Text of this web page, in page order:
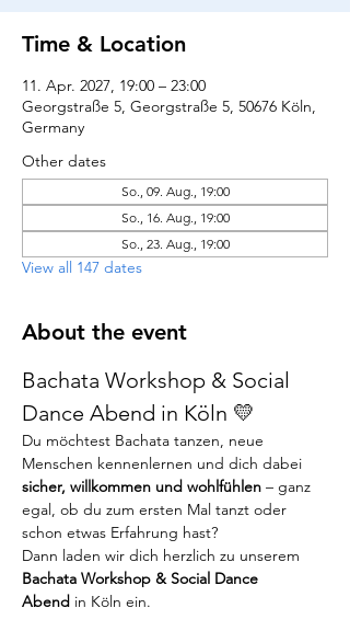
Time & Location
11. Apr. 2027, 19:00 – 23:00
Georgstraße 5, Georgstraße 5, 50676 Köln,
Germany
Other dates
So., 09. Aug., 19:00
So., 16. Aug., 19:00
So., 23. Aug., 19:00
View all 147 dates
About the event
Bachata Workshop & Social
Dance Abend in Köln 💛
Du möchtest Bachata tanzen, neue
Menschen kennenlernen und dich dabei
sicher, willkommen und wohlfühlen – ganz
egal, ob du zum ersten Mal tanzt oder
schon etwas Erfahrung hast?
Dann laden wir dich herzlich zu unserem
Bachata Workshop & Social Dance
Abend in Köln ein.